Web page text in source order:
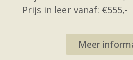
Prijs in leer vanaf: €555,-
Meer